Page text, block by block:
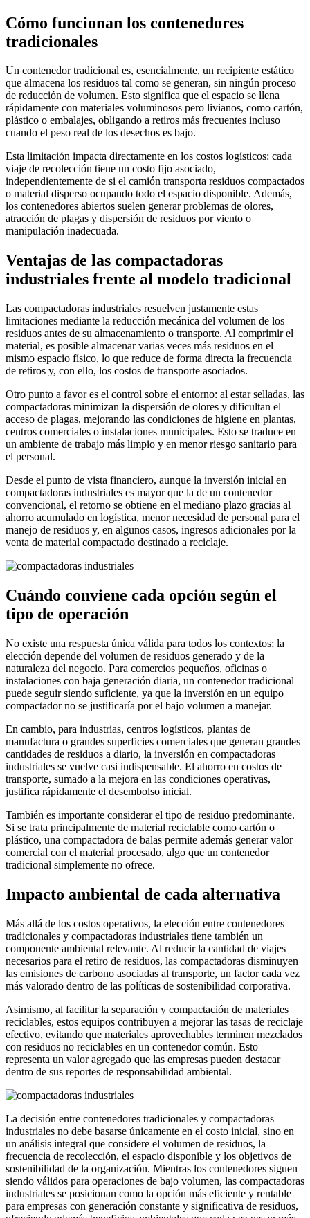
Cómo funcionan los contenedores
tradicionales
Un contenedor tradicional es, esencialmente, un recipiente estático
que almacena los residuos tal como se generan, sin ningún proceso
de reducción de volumen. Esto significa que el espacio se llena
rápidamente con materiales voluminosos pero livianos, como cartón,
plástico o embalajes, obligando a retiros más frecuentes incluso
cuando el peso real de los desechos es bajo.
Esta limitación impacta directamente en los costos logísticos: cada
viaje de recolección tiene un costo fijo asociado,
independientemente de si el camión transporta residuos compactados
o material disperso ocupando todo el espacio disponible. Además,
los contenedores abiertos suelen generar problemas de olores,
atracción de plagas y dispersión de residuos por viento o
manipulación inadecuada.
Ventajas de las compactadoras
industriales frente al modelo tradicional
Las compactadoras industriales resuelven justamente estas
limitaciones mediante la reducción mecánica del volumen de los
residuos antes de su almacenamiento o transporte. Al comprimir el
material, es posible almacenar varias veces más residuos en el
mismo espacio físico, lo que reduce de forma directa la frecuencia
de retiros y, con ello, los costos de transporte asociados.
Otro punto a favor es el control sobre el entorno: al estar selladas, las
compactadoras minimizan la dispersión de olores y dificultan el
acceso de plagas, mejorando las condiciones de higiene en plantas,
centros comerciales o instalaciones municipales. Esto se traduce en
un ambiente de trabajo más limpio y en menor riesgo sanitario para
el personal.
Desde el punto de vista financiero, aunque la inversión inicial en
compactadoras industriales es mayor que la de un contenedor
convencional, el retorno se obtiene en el mediano plazo gracias al
ahorro acumulado en logística, menor necesidad de personal para el
manejo de residuos y, en algunos casos, ingresos adicionales por la
venta de material compactado destinado a reciclaje.
Cuándo conviene cada opción según el
tipo de operación
No existe una respuesta única válida para todos los contextos; la
elección depende del volumen de residuos generado y de la
naturaleza del negocio. Para comercios pequeños, oficinas o
instalaciones con baja generación diaria, un contenedor tradicional
puede seguir siendo suficiente, ya que la inversión en un equipo
compactador no se justificaría por el bajo volumen a manejar.
En cambio, para industrias, centros logísticos, plantas de
manufactura o grandes superficies comerciales que generan grandes
cantidades de residuos a diario, la inversión en compactadoras
industriales se vuelve casi indispensable. El ahorro en costos de
transporte, sumado a la mejora en las condiciones operativas,
justifica rápidamente el desembolso inicial.
También es importante considerar el tipo de residuo predominante.
Si se trata principalmente de material reciclable como cartón o
plástico, una compactadora de balas permite además generar valor
comercial con el material procesado, algo que un contenedor
tradicional simplemente no ofrece.
Impacto ambiental de cada alternativa
Más allá de los costos operativos, la elección entre contenedores
tradicionales y compactadoras industriales tiene también un
componente ambiental relevante. Al reducir la cantidad de viajes
necesarios para el retiro de residuos, las compactadoras disminuyen
las emisiones de carbono asociadas al transporte, un factor cada vez
más valorado dentro de las políticas de sostenibilidad corporativa.
Asimismo, al facilitar la separación y compactación de materiales
reciclables, estos equipos contribuyen a mejorar las tasas de reciclaje
efectivo, evitando que materiales aprovechables terminen mezclados
con residuos no reciclables en un contenedor común. Esto
representa un valor agregado que las empresas pueden destacar
dentro de sus reportes de responsabilidad ambiental.
La decisión entre contenedores tradicionales y compactadoras
industriales no debe basarse únicamente en el costo inicial, sino en
un análisis integral que considere el volumen de residuos, la
frecuencia de recolección, el espacio disponible y los objetivos de
sostenibilidad de la organización. Mientras los contenedores siguen
siendo válidos para operaciones de bajo volumen, las compactadoras
industriales se posicionan como la opción más eficiente y rentable
para empresas con generación constante y significativa de residuos,